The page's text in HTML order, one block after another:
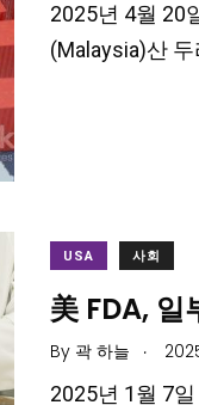
2025년 4월 20
(Malaysia)산
USA 사회
美 FDA, 일
By 곽 하늘 .
2025년 1월 7